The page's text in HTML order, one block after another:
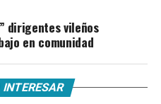
dirigentes vileños
en comunidad
INTERESAR